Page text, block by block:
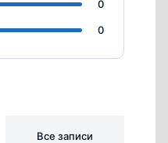
0
0
Все записи